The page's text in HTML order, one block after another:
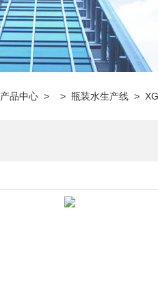
产品中心 > >瓶装水生产线 >